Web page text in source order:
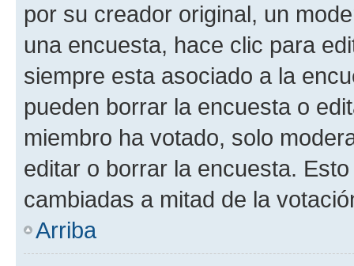
por su creador original, un
una encuesta, hace clic para
siempre esta asociado a la
pueden borrar la encuesta o
miembro ha votado, solo
editar o borrar la encuesta.
cambiadas a mitad de la
Arriba